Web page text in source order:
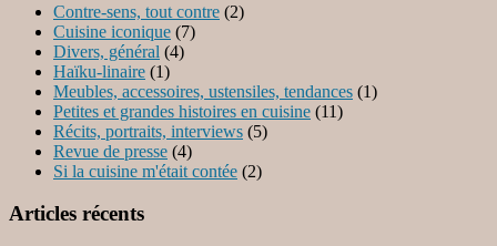
Contre-sens, tout contre (2)
Cuisine iconique (7)
Divers, général (4)
Haïku-linaire (1)
Meubles, accessoires, ustensiles, tendances (1)
Petites et grandes histoires en cuisine (11)
Récits, portraits, interviews (5)
Revue de presse (4)
Si la cuisine m'était contée (2)
Articles récents